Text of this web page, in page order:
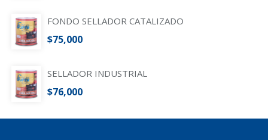
FONDO SELLADOR CATALIZADO
$75,000
SELLADOR INDUSTRIAL
$76,000